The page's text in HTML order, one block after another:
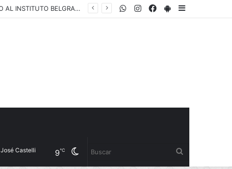
EL GOBIERNO PROVINCIAL HONRÓ EL LEGADO DE MANUEL BELGRANO JUNTO AL INSTITUTO BELGRANIANO ARGENTINO PlayStore
Facebook
Instagram
WhatsApp
Cambiar
9℃